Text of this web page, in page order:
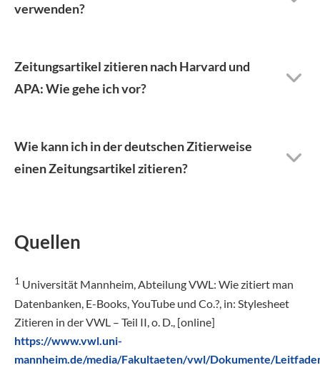
verwenden?
Zeitungsartikel zitieren nach Harvard und
APA: Wie gehe ich vor?
Wie kann ich in der deutschen Zitierweise
einen Zeitungsartikel zitieren?
Quellen
1 Universität Mannheim, Abteilung VWL: Wie zitiert man
Datenbanken, E-Books, YouTube und Co.?, in: Stylesheet
Zitieren in der VWL – Teil II, o. D., [online]
https://www.vwl.uni-
mannheim.de/media/Fakultaeten/vwl/Dokumente/